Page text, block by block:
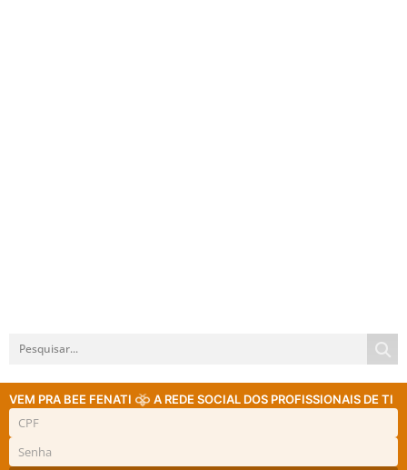
VEM PRA BEE FENATI A REDE SOCIAL DOS PROFISSIONAIS DE TI